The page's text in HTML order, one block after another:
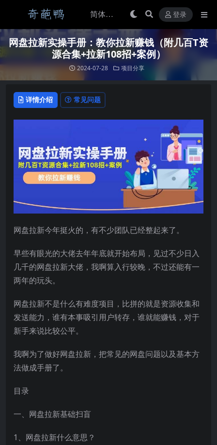
登录
网盘拉新实操手册：教你拉新赚钱（附几百T资
源合集+拉新108招+案例）
2024-07-28 项目分享
详情介绍 常见问题
网盘拉新今年挺火的，有不少团队已经整起来了。
早些有眼光的大佬去年年底就开始布局，见过不少日入
几千的网盘拉新大佬，我啊算入行较晚，不过还能有一
两年的玩头。
网盘拉新不是什么有难度项目，比拼的就是资源收集和
发送能力，谁有本事吸引用户转存，谁就能赚钱，对于
新手来说比较公平。
我啊为了做好网盘拉新，把常见的网盘问题以及基本方
法做成手册了。
目录
一、网盘拉新基础扫盲
1、网盘拉新什么意思？